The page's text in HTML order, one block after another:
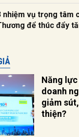
nhiệm vụ trọng tâm
để thúc đẩy
Năng
doanh
giảm
thiện?